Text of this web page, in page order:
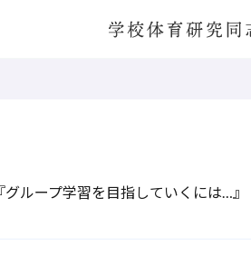
グループ学習を目指していくには…